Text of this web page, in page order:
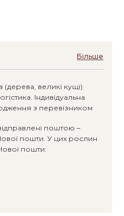
Більше
великі кущі)
Індивідуальна
з перевізником
поштою –
пошти. У цих рослин
пошти: